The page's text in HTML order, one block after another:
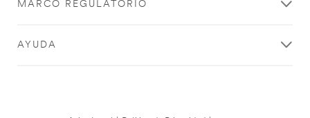
MARCO REGULATORIO
AYUDA